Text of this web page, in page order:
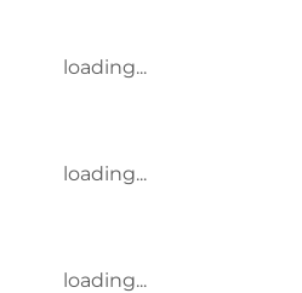
loading...
loading...
loading...